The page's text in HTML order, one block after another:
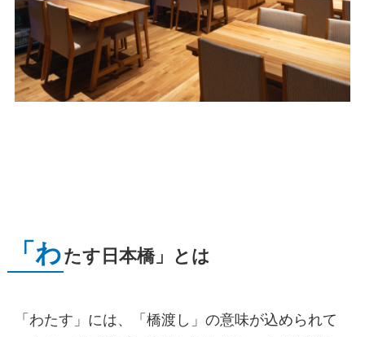
「わたす日本橋」とは
「わたす」には、「橋渡し」の意味が込められて